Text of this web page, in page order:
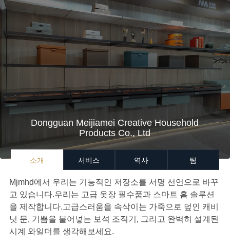
Dongguan Meijiamei Creative Household
Products Co., Ltd
소개 서비스 역사 팀
Mjmhd에서 우리는 기능적인 저장소를 서명 선언으로 바꾸
고 있습니다.우리는 고급 옷장 필수품과 스마트 홈 솔루션
을 제작합니다.고급스러움을 속삭이는 가죽으로 덮인 캐비
닛 문, 기쁨을 불어넣는 보석 조직기, 그리고 완벽히 설계된
시계 와일더를 생각해보세요.